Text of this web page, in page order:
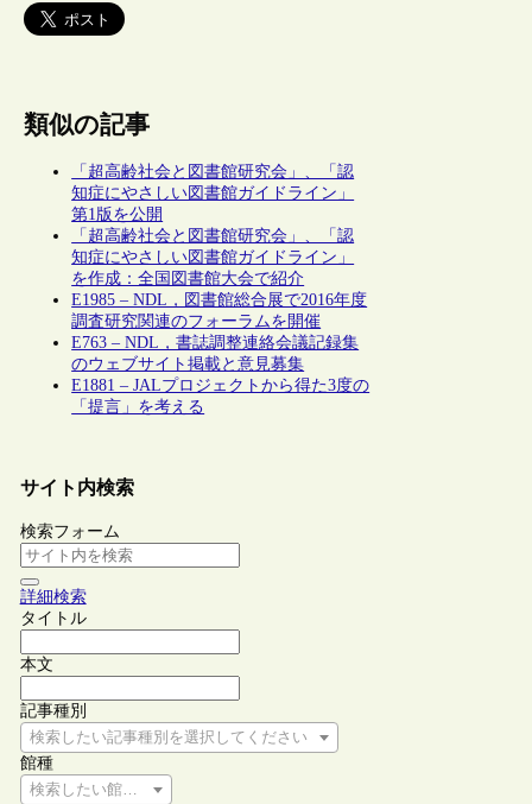
類似の記事
「超高齢社会と図書館研究会」、「認
知症にやさしい図書館ガイドライン」
第1版を公開
「超高齢社会と図書館研究会」、「認
知症にやさしい図書館ガイドライン」
を作成：全国図書館大会で紹介
E1985 – NDL，図書館総合展で2016年度
調査研究関連のフォーラムを開催
E763 – NDL，書誌調整連絡会議記録集
のウェブサイト掲載と意見募集
E1881 – JALプロジェクトから得た3度の
「提言」を考える
サイト内検索
検索フォーム
詳細検索
タイトル
本文
記事種別
検索したい記事種別を選択してください
館種
検索したい館種を選択してください